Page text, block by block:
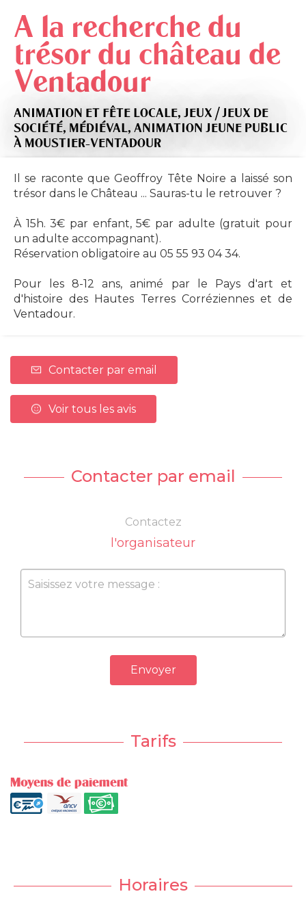
A la recherche du
trésor du château de
Ventadour
ANIMATION ET FÊTE LOCALE, JEUX / JEUX DE
SOCIÉTÉ, MÉDIÉVAL, ANIMATION JEUNE PUBLIC
À MOUSTIER-VENTADOUR
Il se raconte que Geoffroy Tête Noire a laissé son
trésor dans le Château ... Sauras-tu le retrouver ?
À 15h. 3€ par enfant, 5€ par adulte (gratuit pour
un adulte accompagnant).
Réservation obligatoire au 05 55 93 04 34.
Pour les 8-12 ans, animé par le Pays d'art et
d'histoire des Hautes Terres Corréziennes et de
Ventadour.
Contacter par email
Voir tous les avis
Contacter par email
Contactez
l'organisateur
Envoyer
Tarifs
Moyens de paiement
Horaires